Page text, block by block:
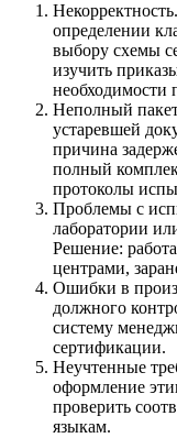
определении
выбору схемы
изучить
необходимости
Неполный
устаревшей
причина
полный
протоколы
Проблемы с
лаборатории
Решение:
центрами,
Ошибки в
должного
систему
сертификации.
Неучтенные
оформление
проверить
языкам.